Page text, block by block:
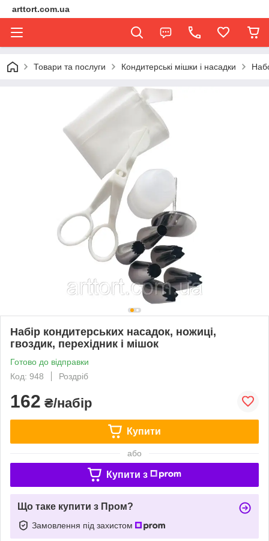
arttort.com.ua
Товари та послуги Кондитерські мішки і насадки
Набір кондитерських насадок, ножиці,
гвоздик, перехідник і мішок
Готово до відправки
Код: 948
Роздріб
162 ₴/набір
Купити
або
Купити з
Що таке купити з Пром?
Замовлення під захистом